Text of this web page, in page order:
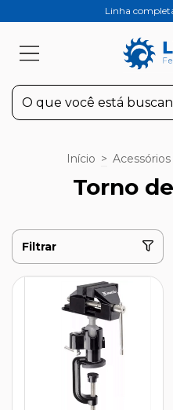
Linha
Início > Acessórios
Torno
Filtrar